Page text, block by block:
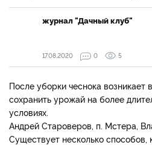
журнал "Дачный клуб"
17.08.2020
0 5
После уборки чеснока возникает
сохранить урожай на более
условиях.
Андрей Староверов, п. Мстера,
Существует несколько способов,